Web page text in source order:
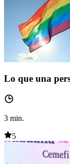
Lo que una
3 min.
5